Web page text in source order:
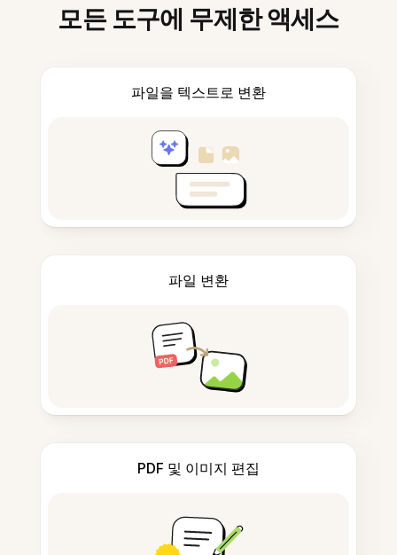
모든 도구에 무제한 액세스
파일을 텍스트로 변환
파일 변환
PDF 및 이미지 편집